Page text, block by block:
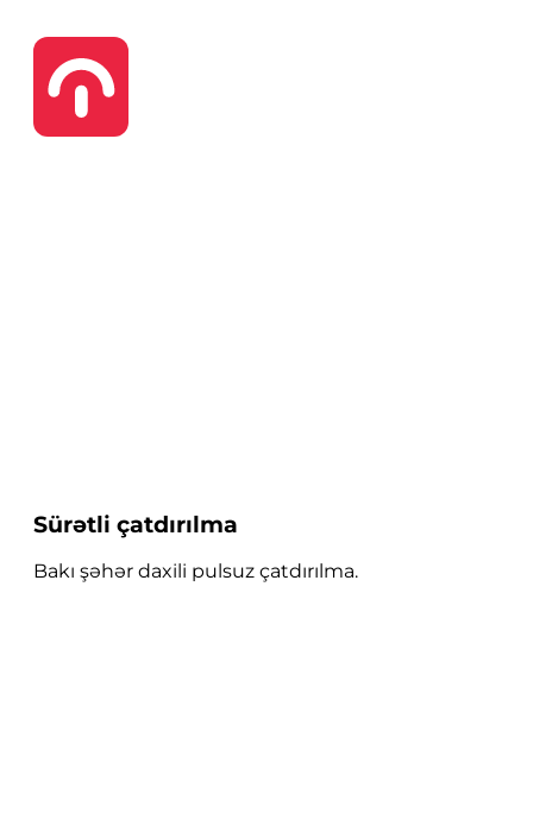
Sürətli çatdırılma
Bakı şəhər daxili pulsuz çatdırılma.